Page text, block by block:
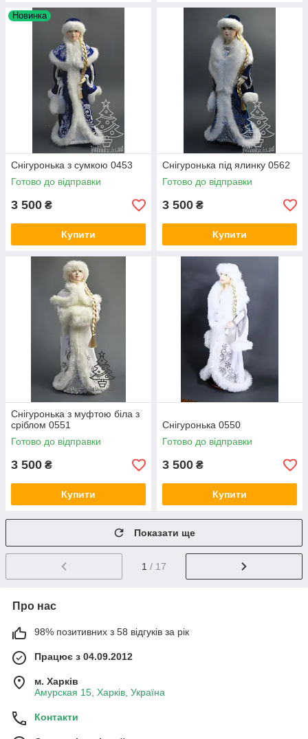
Новинка
Снігуронька з сумкою 0453
Готово до відправки
3 500 ₴
Купити
Снігуронька під ялинку 0562
Готово до відправки
3 500 ₴
Купити
Снігуронька з муфтою біла з
сріблом 0551
Готово до відправки
3 500 ₴
Купити
Снігуронька 0550
Готово до відправки
3 500 ₴
Купити
Показати ще
1 / 17
Про нас
98% позитивних з 58 відгуків за рік
Працює з 04.09.2012
м. Харків
Амурская 15, Харків, Україна
Контакти